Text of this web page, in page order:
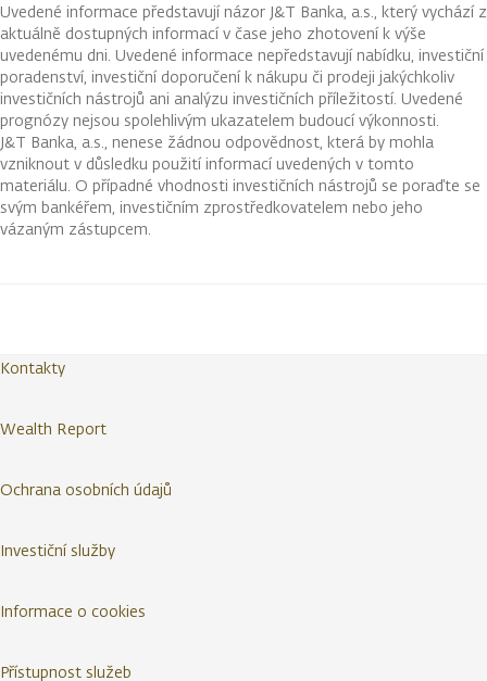
Uvedené informace představují názor J&T Banka, a.s., který vychází z
aktuálně dostupných informací v čase jeho zhotovení k výše
uvedenému dni. Uvedené informace nepředstavují nabídku, investiční
poradenství, investiční doporučení k nákupu či prodeji jakýchkoliv
investičních nástrojů ani analýzu investičních příležitostí. Uvedené
prognózy nejsou spolehlivým ukazatelem budoucí výkonnosti.
J&T Banka, a.s., nenese žádnou odpovědnost, která by mohla
vzniknout v důsledku použití informací uvedených v tomto
materiálu. O případné vhodnosti investičních nástrojů se poraďte se
svým bankéřem, investičním zprostředkovatelem nebo jeho
vázaným zástupcem.
Kontakty
Wealth Report
Ochrana osobních údajů
Investiční služby
Informace o cookies
Přístupnost služeb